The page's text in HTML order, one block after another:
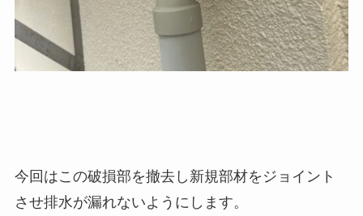
今回はこの破損部を撤去し新規部材をジョイント
させ排水が漏れないようにします。